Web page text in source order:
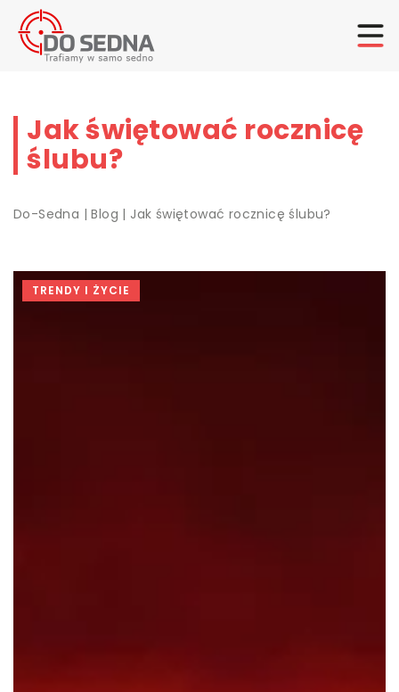
Jak świętować rocznicę
ślubu?
Do-Sedna |Blog | Jak świętować rocznicę ślubu?
TRENDY I ŻYCIE